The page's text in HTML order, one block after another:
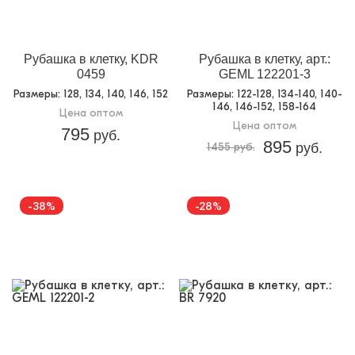
Рубашка в клетку, KDR
0459
Размеры: 128, 134, 140, 146, 152
Цена оптом
795 руб.
Рубашка в клетку, арт.:
GEML 122201-3
Размеры: 122-128, 134-140, 140-
146, 146-152, 158-164
Цена оптом
1455 руб.
895руб.
-38% -28%